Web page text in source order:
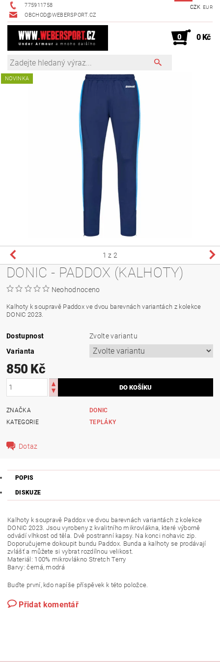
775911758
OBCHOD@WEBERSPORT.CZ
CZK EUR
0 0 Kč
NOVINKA
1 z 2
DONIC - PADDOX (KALHOTY)
Neohodnoceno
Kalhoty k soupravě Paddox ve dvou barevnách variantách z kolekce
DONIC 2023.
Dostupnost
Zvolte variantu
Varianta
850 Kč
ZNAČKA
DONIC
KATEGORIE
TEPLÁKY
Dotaz
POPIS
DISKUZE
Kalhoty k soupravě Paddox ve dvou barevnách variantách z kolekce
DONIC 2023. Jsou vyrobeny z kvalitního mikrovlákna, které výborně
odvádí vlhkost od těla. Dvě postranní kapsy. Na konci nohavic zip.
Doporučujeme dokoupit bundu Paddox. Bunda a kalhoty se prodávají
zvlášť a můžete si vybrat rozdílnou velikost.
Materiál: 100% mikrovlákno Stretch Terry
Barvy: černá, modrá
Buďte první, kdo napíše příspěvek k této položce.
Přidat komentář